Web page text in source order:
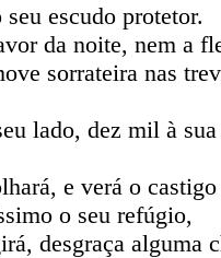
escudo protetor.
da noite, nem a
sorrateira nas
lado, dez mil à
e verá o
o seu refúgio,
desgraça alguma